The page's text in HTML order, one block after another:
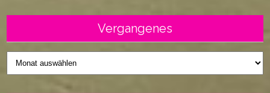
Vergangenes
Vergangenes